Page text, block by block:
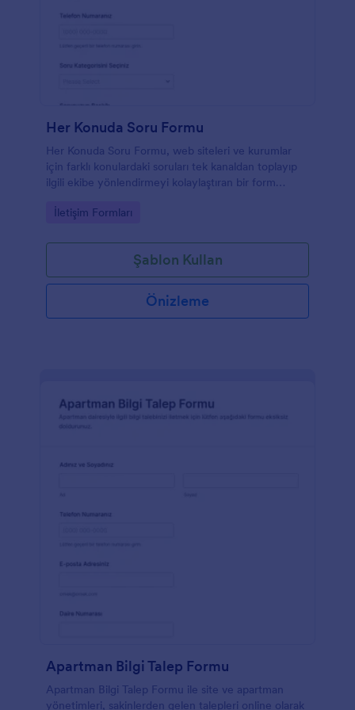
Her Konuda Soru Formu
Her Konuda Soru Formu, web siteleri ve kurumlar
için farklı konulardaki soruları tek kanaldan toplayıp
ilgili ekibe yönlendirmeyi kolaylaştıran bir form
Go to Category:
İletişim Formları
Şablon Kullan
Önizleme
Apartman Bilgi Talep Formu
Apartman Bilgi Talep Formu ile site ve apartman
yönetimleri, sakinlerden gelen talepleri online olarak